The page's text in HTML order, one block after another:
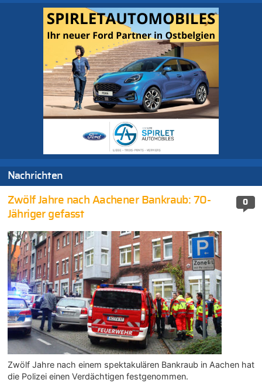
Nachrichten
0
Zwölf Jahre nach Aachener Bankraub: 70-
Jähriger gefasst
Zwölf Jahre nach einem spektakulären Bankraub in Aachen hat
die Polizei einen Verdächtigen festgenommen.